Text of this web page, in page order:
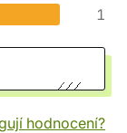
1
hodnocení?